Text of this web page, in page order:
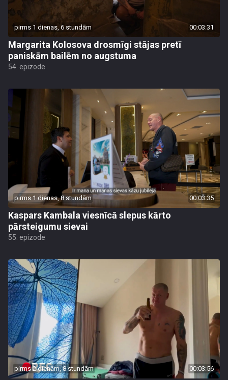
pirms 1 dienas, 6 stundām 00:03:31
Margarita Kolosova drosmīgi stājas pretī
paniskām bailēm no augstuma
54. epizode
pirms 1 dienas, 8 stundām 00:03:35
Kaspars Kambala viesnīcā slepus kārto
pārsteigumu sievai
55. epizode
pirms 2 dienām, 8 stundām 00:03:56